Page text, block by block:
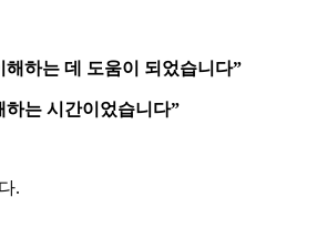
하는 데 도움이 되었습니다”
는 시간이었습니다”
.